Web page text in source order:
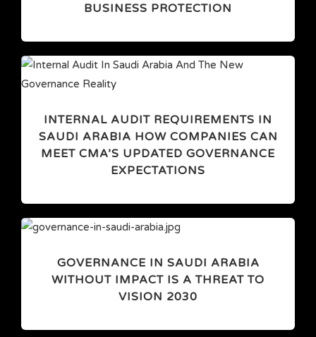
BUSINESS PROTECTION
INTERNAL AUDIT REQUIREMENTS IN
SAUDI ARABIA HOW COMPANIES CAN
MEET CMA’S UPDATED GOVERNANCE
EXPECTATIONS
GOVERNANCE IN SAUDI ARABIA
WITHOUT IMPACT IS A THREAT TO
VISION 2030